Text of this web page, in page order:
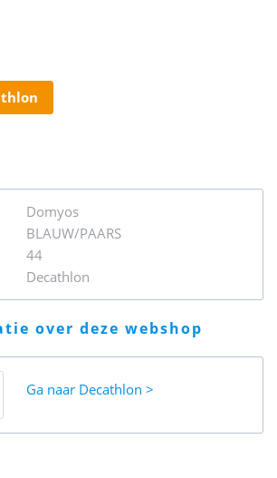
Domyos
BLAUW/PAARS
44
Decathlon
over deze webshop
Ga naar Decathlon